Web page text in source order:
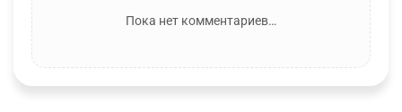
Пока нет комментариев…